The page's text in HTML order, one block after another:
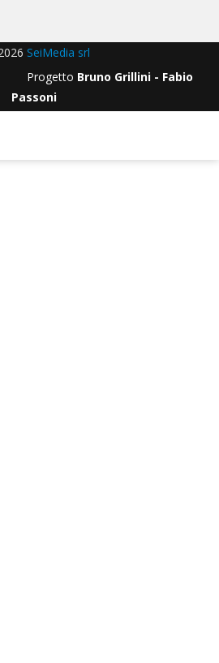
SeiMedia srl
Progetto Bruno Grillini - Fabio
Passoni